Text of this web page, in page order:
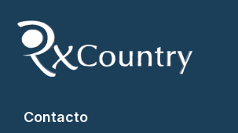
Contacto